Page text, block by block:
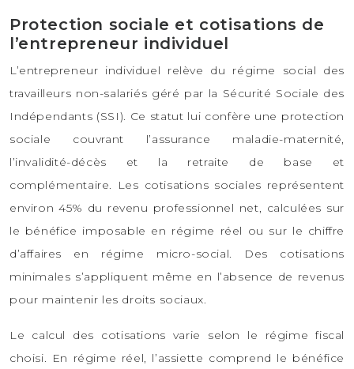
Protection sociale et cotisations de
l’entrepreneur individuel
L’entrepreneur individuel relève du régime social des
travailleurs non-salariés géré par la Sécurité Sociale des
Indépendants (SSI). Ce statut lui confère une protection
sociale couvrant l’assurance maladie-maternité,
l’invalidité-décès et la retraite de base et
complémentaire. Les cotisations sociales représentent
environ 45% du revenu professionnel net, calculées sur
le bénéfice imposable en régime réel ou sur le chiffre
d’affaires en régime micro-social. Des cotisations
minimales s’appliquent même en l’absence de revenus
pour maintenir les droits sociaux.
Le calcul des cotisations varie selon le régime fiscal
choisi. En régime réel, l’assiette comprend le bénéfice